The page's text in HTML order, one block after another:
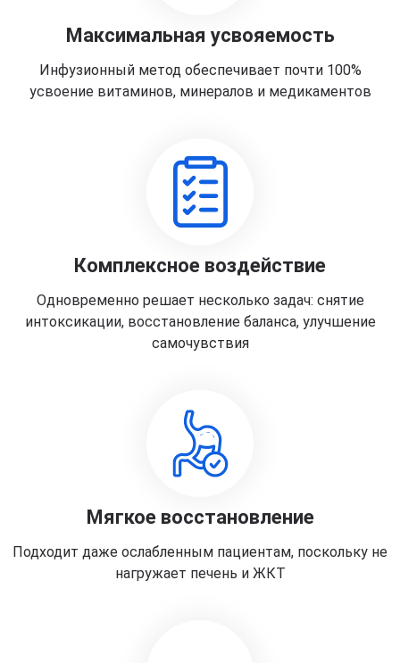
Максимальная усвояемость
Инфузионный метод обеспечивает почти 100%
усвоение витаминов, минералов и медикаментов
Комплексное воздействие
Одновременно решает несколько задач: снятие
интоксикации, восстановление баланса, улучшение
самочувствия
Мягкое восстановление
Подходит даже ослабленным пациентам, поскольку не
нагружает печень и ЖКТ